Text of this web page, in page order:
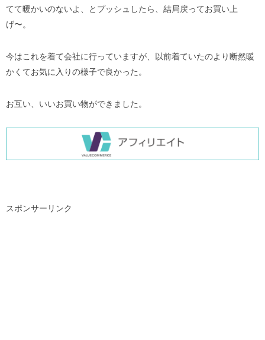
てて暖かいのないよ、とプッシュしたら、結局戻ってお買い上
げ〜。
今はこれを着て会社に行っていますが、以前着ていたのより断然暖
かくてお気に入りの様子で良かった。
お互い、いいお買い物ができました。
スポンサーリンク